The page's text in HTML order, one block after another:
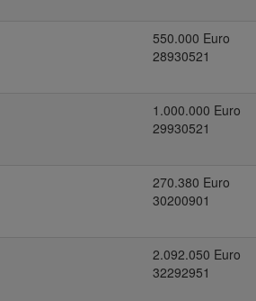
550.000 Euro
28930521
1.000.000 Euro
29930521
270.380 Euro
30200901
2.092.050 Euro
32292951